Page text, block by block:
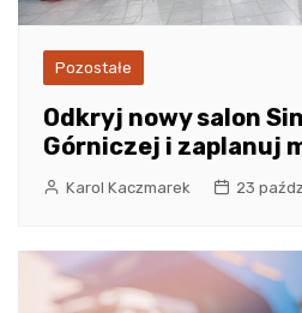
Pozostałe
Odkryj nowy salon
Górniczej i zaplanuj
Karol Kaczmarek 23